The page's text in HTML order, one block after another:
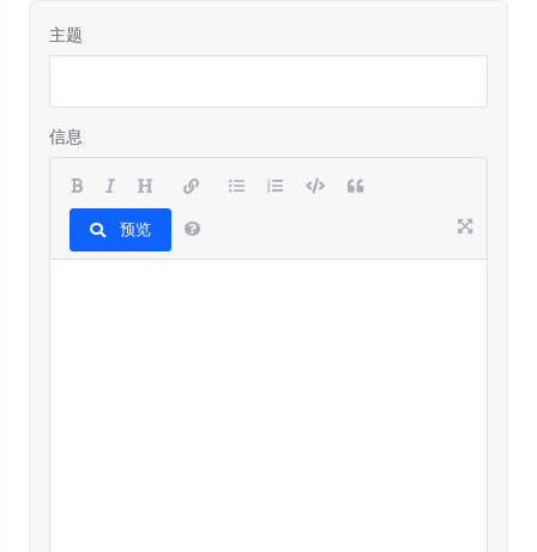
主题
信息
预览